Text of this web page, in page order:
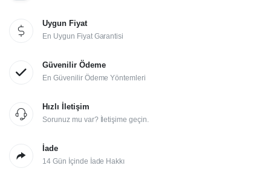
Uygun Fiyat
En Uygun Fiyat Garantisi
Güvenilir Ödeme
En Güvenilir Ödeme Yöntemleri
Hızlı İletişim
Sorunuz mu var? İletişime geçin.
İade
14 Gün İçinde İade Hakkı